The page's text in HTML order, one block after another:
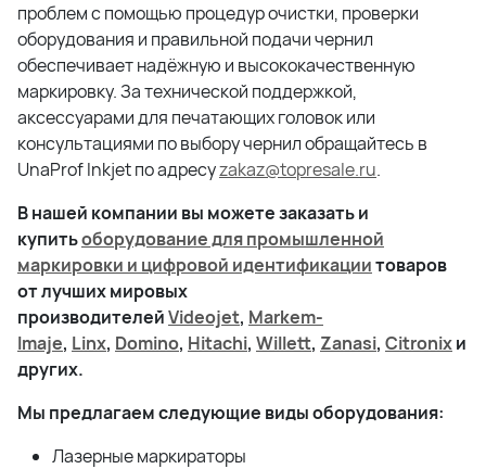
проблем с помощью процедур очистки, проверки
оборудования и правильной подачи чернил
обеспечивает надёжную и высококачественную
маркировку. За технической поддержкой,
аксессуарами для печатающих головок или
консультациями по выбору чернил обращайтесь в
UnaProf Inkjet по адресуzakaz@topresale.ru.
В нашей компании вы можете заказать и
купитьоборудование для промышленной
маркировки и цифровой идентификациитоваров
от лучших мировых
производителейVideojet, Markem-
Imaje, Linx, Domino, Hitachi, Willett, Zanasi, Citronixи
других.
Мы предлагаем следующие виды оборудования:
Лазерные маркираторы